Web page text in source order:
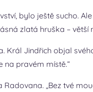
bylo ještě sucho.
zlatá hruška –
Král Jindřich objal
pravém místě.“
„Bez tvé